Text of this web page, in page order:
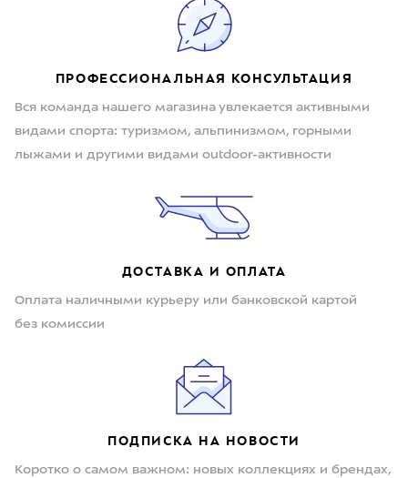
ПРОФЕССИОНАЛЬНАЯ КОНСУЛЬТАЦИЯ
Вся команда нашего магазина увлекается активными
видами спорта: туризмом, альпинизмом, горными
лыжами и другими видами outdoor-активности
ДОСТАВКА И ОПЛАТА
Оплата наличными курьеру или банковской картой
без комиссии
ПОДПИСКА НА НОВОСТИ
Коротко о самом важном: новых коллекциях и брендах,